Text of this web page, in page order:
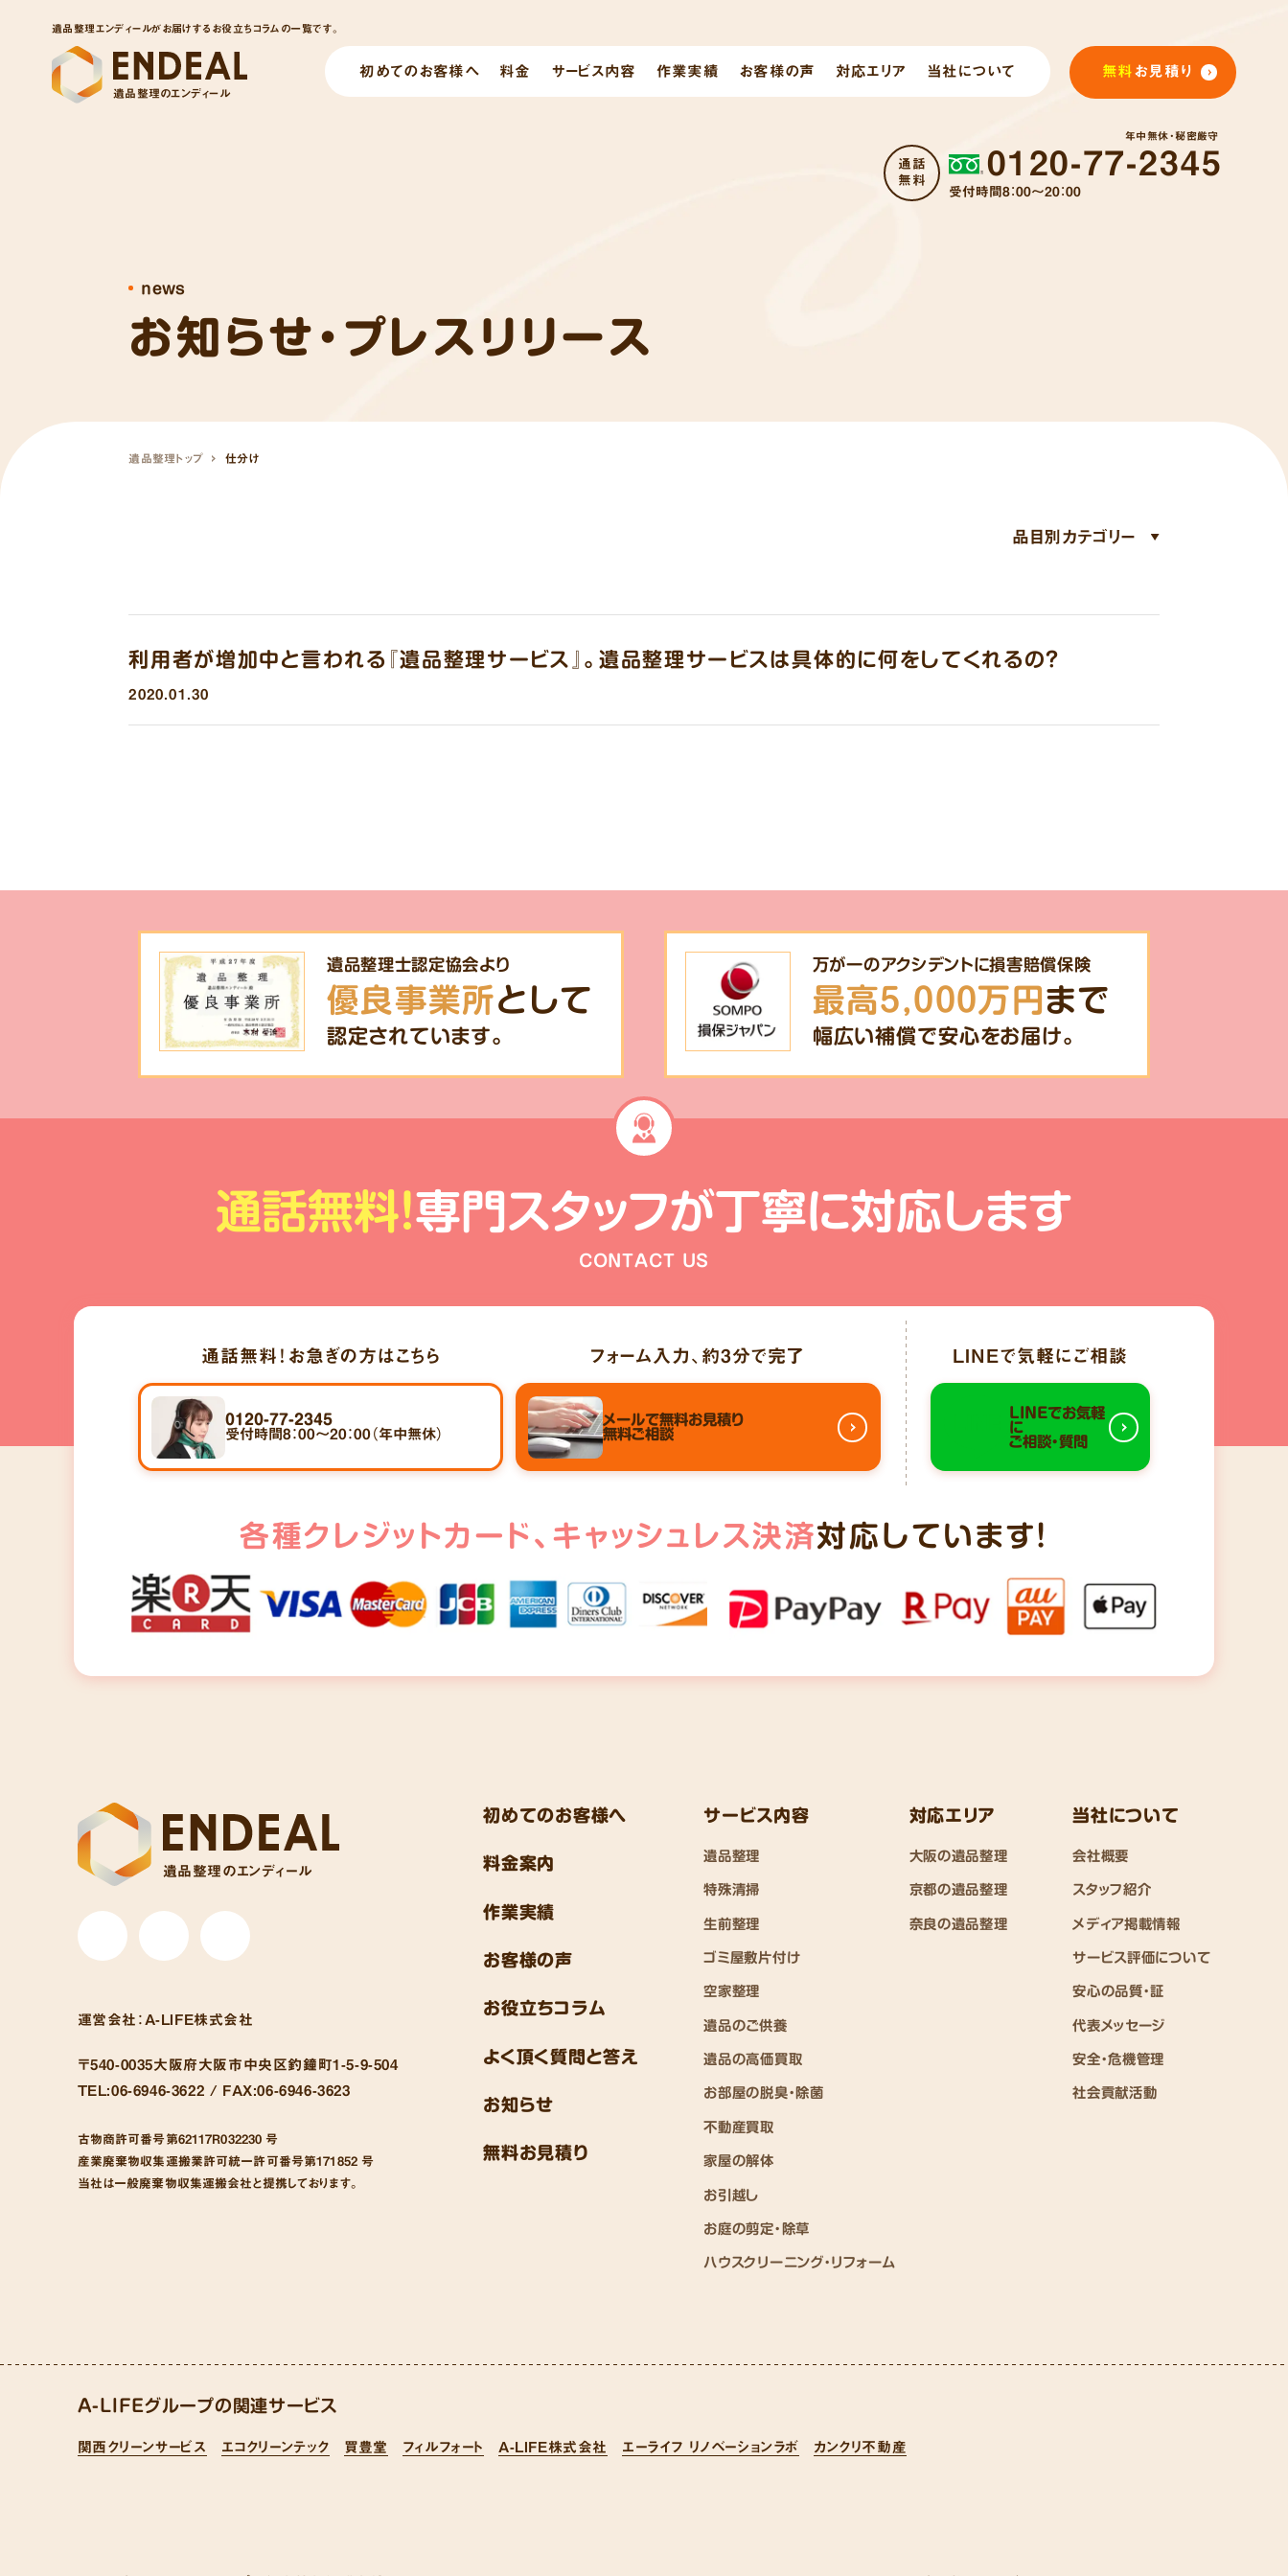
遺品整理エンディールがお届けするお役立ちコラムの一覧です。
遺品整理のエンディール
初めてのお客様へ 料金 サービス内容 作業実績 お客様の声 対応エリア 当社について 無料お見積り
0120-77-2345
受付時間8：00～20：00
通話
無料
年中無休・秘密厳守
お知らせ・プレスリリース
news
遺品整理トップ 仕分け
利用者が増加中と言われる『遺品整理サービス』。遺品整理サービスは具体的に何をしてくれるの？
2020.01.30
遺品整理士認定協会より
優良事業所として
認定されています。
万が一のアクシデントに損害賠償保険
最高5,000万円まで
幅広い補償で安心をお届け。
通話無料!専門スタッフが丁寧に対応します
CONTACT US
通話無料！ お急ぎの方はこちら
0120-77-2345
受付時間8：00～20：00（年中無休）
フォーム入力、 約3分で完了
メールで無料お見積り
無料ご相談
LINEで気軽にご相談
LINEでお気軽
に
ご相談・質問
各種クレジットカード、 キャッシュレス決済対応しています!
遺品整理のエンディール
初めてのお客様へ
料金案内
作業実績
お客様の声
お役立ちコラム
よく頂く質問と答え
お知らせ
無料お見積り
サービス内容
遺品整理
特殊清掃
生前整理
ゴミ屋敷片付け
空家整理
遺品のご供養
遺品の高価買取
お部屋の脱臭・除菌
不動産買取
家屋の解体
お引越し
お庭の剪定・除草
ハウスクリーニング・リフォーム
対応エリア
大阪の遺品整理
京都の遺品整理
奈良の遺品整理
当社について
会社概要
スタッフ紹介
メディア掲載情報
サービス評価について
安心の品質・証
代表メッセージ
安全・危機管理
社会貢献活動
運営会社： A-LIFE株式会社
〒540-0035大阪府大阪市中央区釣鐘町1-5-9-504
TEL:06-6946-3622 / FAX:06-6946-3623
古物商許可番号第62117R032230 号
産業廃棄物収集運搬業許可統一許可番号第171852 号
当社は一般廃棄物収集運搬会社と提携しております。
A-LIFEグループの関連サービス
関西クリーンサービス エコクリーンテック 買豊堂 フィルフォート A-LIFE株式会社 エーライフ リノベーションラボ カンクリ不動産